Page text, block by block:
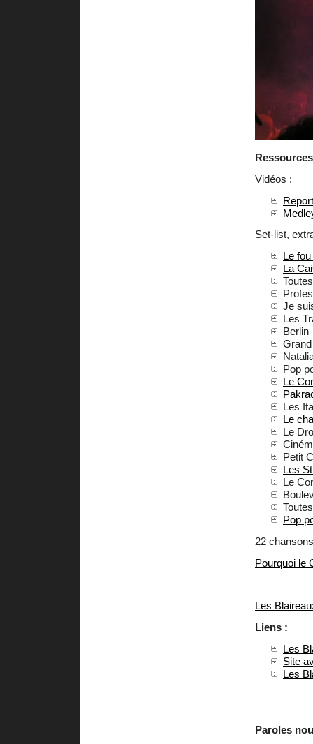
Vidéos :
Set-list,
Le
La
Je
Les
Berlin
Pop
Le
Les
Le
Le
Petit
Les
Le
Pop
22
Pourquoi le
Les
Liens :
Les
Site
Les
Paroles